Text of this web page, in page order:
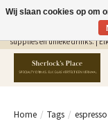
Gratis Verzending in NL
supplies en unieke drinks. |
Home / Tags /
Wij slaan cookies op om